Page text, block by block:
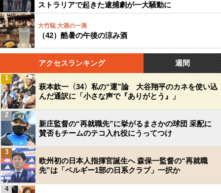
ストラリアで起きた逮捕劇が一大騒動に
大竹聡 大酒の一滴
（42）酷暑の午後の涼み酒
アクセスランキング 週間
萩本欽一〈34〉私の“運”論 大谷翔平のカネを使い込
んだ通訳に「小さな声で『ありがとう』」
1
新庄監督の“再就職先”に挙がるまさかの球団 采配に
賛否もチームのテコ入れ役にうってつけ
2
欧州初の日本人指揮官誕生へ 森保一監督の“再就職
先”は「ベルギー1部の日系クラブ」一択か
3
4